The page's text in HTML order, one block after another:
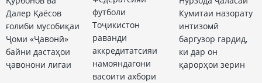
Далер Қаёсов
ғолиби мусобиқаи
Ҷоми «Ҷавонӣ»
байни дастаҳои
ҷавонони лигаи
футболи
Тоҷикистон
раванди
аккредитатсияи
намояндагони
васоити ахбори
Кумитаи назорату
интизомӣ
баргузор гардид,
ки дар он
қарорҳои зерин